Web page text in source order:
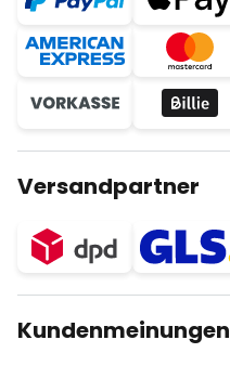
Versandpartner
Kundenmeinungen